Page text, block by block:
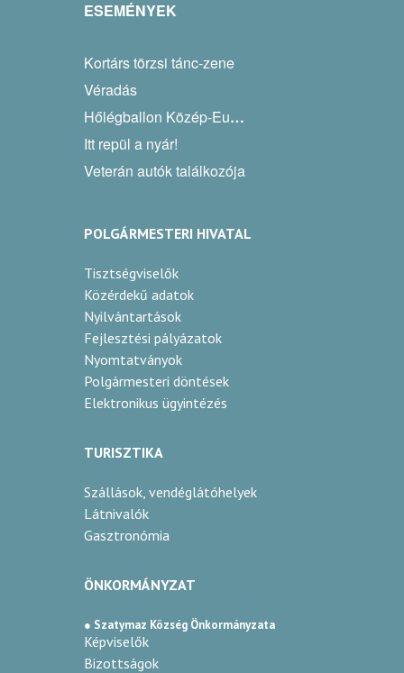
Szováta
birs
almatermésűek
2023
arany
Szováta
vadcseresznye likőr
egyéb
2024
arany
Szováta
törköly verduzza
törköly
2024
Kasza László
ESEMÉNYEK
Kortárs törzsi tánc-zene
Véradás
Hőlégballon Közép-Európa Kupa
Itt repül a nyár!
Veterán autók találkozója
POLGÁRMESTERI HIVATAL
Tisztségviselők
Közérdekű adatok
Nyilvántartások
Fejlesztési pályázatok
Nyomtatványok
Polgármesteri döntések
Elektronikus ügyintézés
TURISZTIKA
Szállások, vendéglátóhelyek
Látnivalók
Gasztronómia
ÖNKORMÁNYZAT
● Szatymaz Község Önkormányzata
Képviselők
Bizottságok